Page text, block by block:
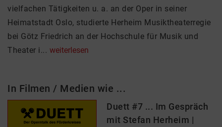
vielfachen Tätigkeiten u. a. an der Oper in seiner
Heimatstadt Oslo, studierte Herheim Musiktheaterregie
bei Götz Friedrich an der Hochschule für Musik und
Theater i... weiterlesen
In Filmen / Medien wie ...
Duett #7 ... Im Gespräch
mit Stefan Herheim |